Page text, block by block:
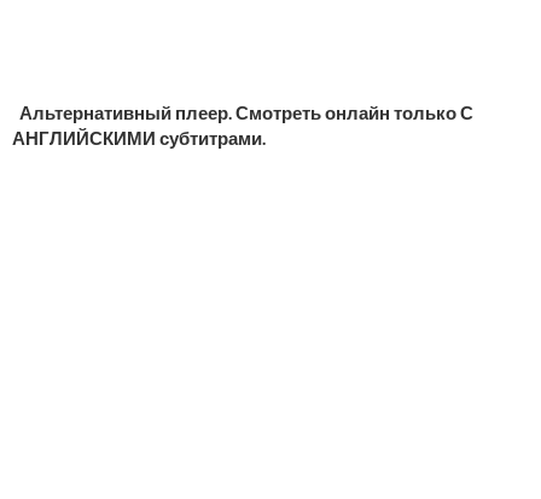
Альтернативный плеер. Смотреть онлайн только С
АНГЛИЙСКИМИ субтитрами.